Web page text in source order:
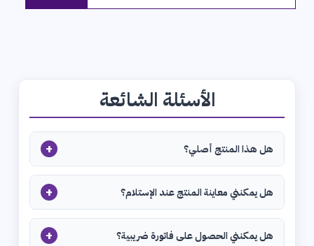
الأسئلة الشائعة
هل هذا المنتج أصلي؟ +
هل يمكنني معاينة المنتج عند الإستلام؟ +
هل يمكنني الحصول على فاتورة ضريبية؟ +